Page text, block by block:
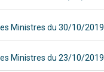
Ministres du 30/10/2019
Ministres du 23/10/2019